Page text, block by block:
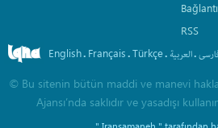
RSS
English. Français.Türkçe. العربیة.
© Bu sitenin bütün maddi ve manevi
Ajansı’nda saklıdır ve yasadışı